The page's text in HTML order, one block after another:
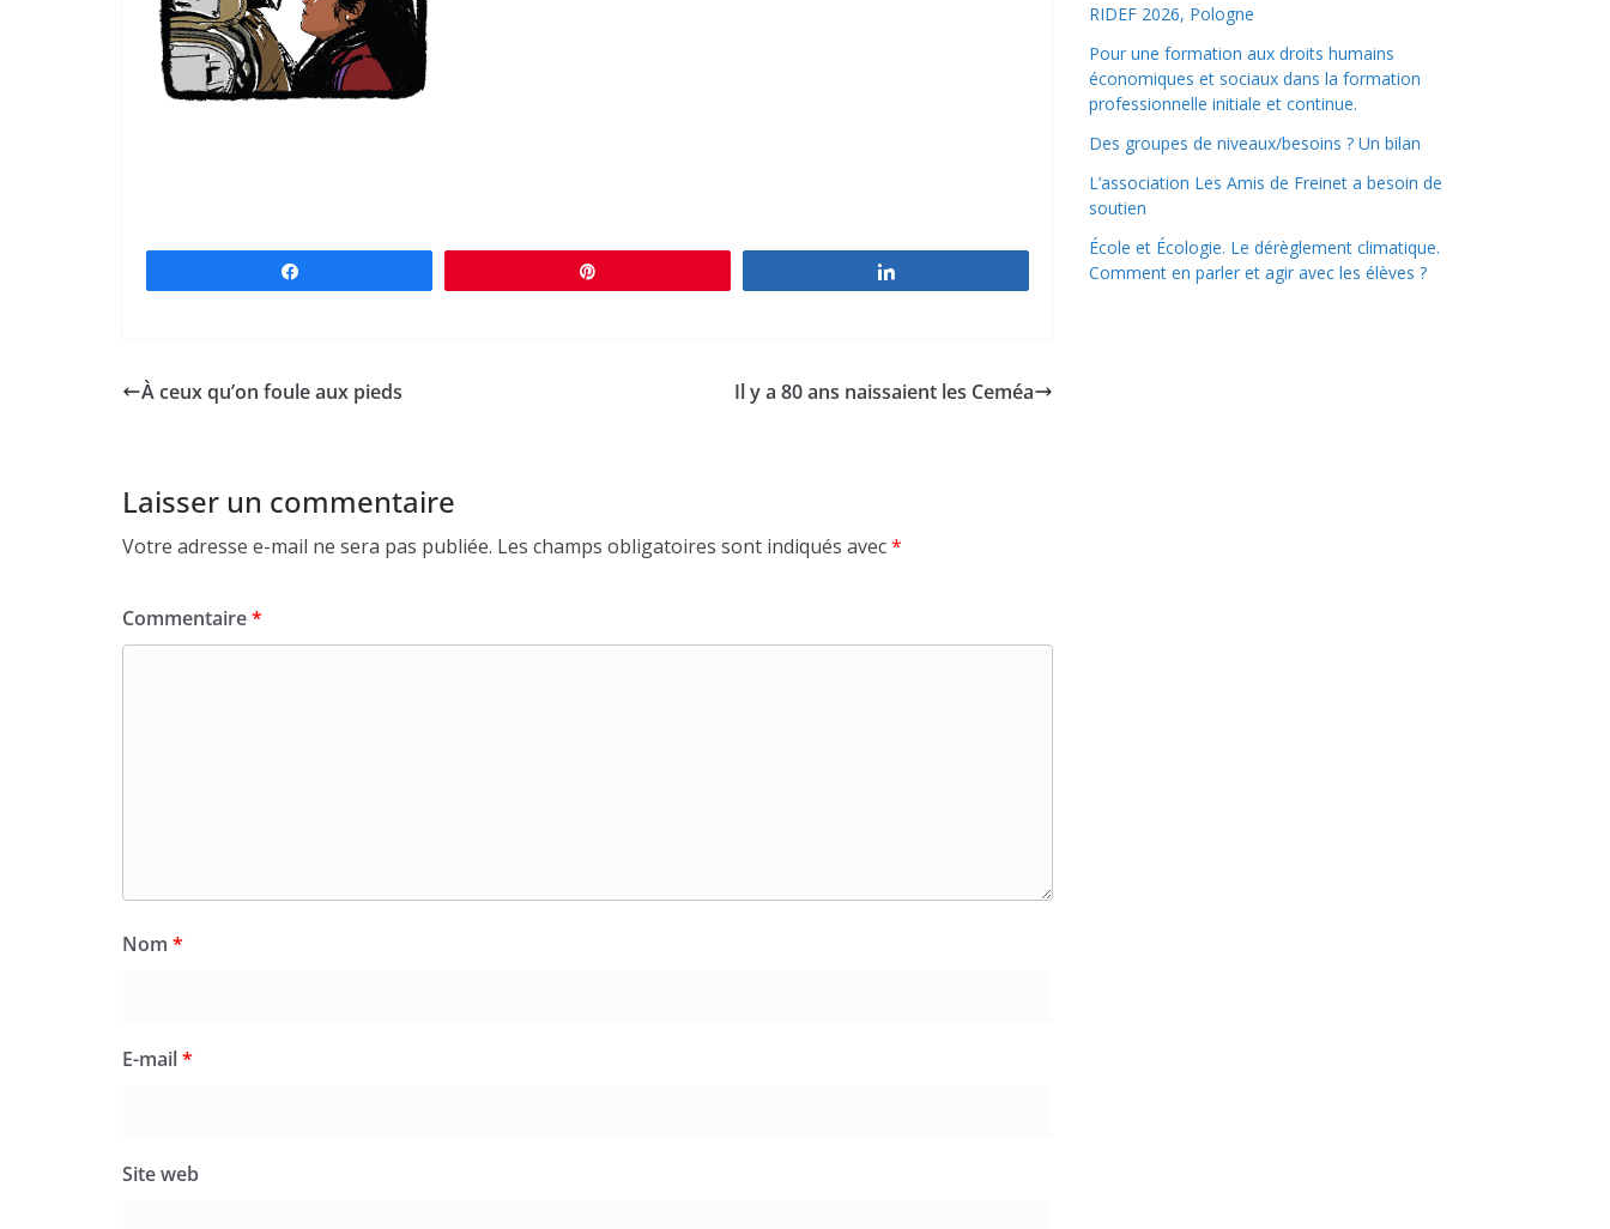
À ceux qu’on foule aux pieds Il y a 80 ans naissaient les Ceméa
Laisser un commentaire
Votre adresse e-mail ne sera pas publiée. Les champs obligatoires sont indiqués avec*
Commentaire*
Nom *
E-mail*
Site web
RIDEF 2026, Pologne
Pour une formation aux droits humains
économiques et sociaux dans la formation
professionnelle initiale et continue.
Des groupes de niveaux/besoins ? Un bilan
L’association Les Amis de Freinet a besoin de
soutien
École et Écologie. Le dérèglement climatique.
Comment en parler et agir avec les élèves ?